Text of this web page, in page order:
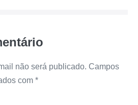
não será publicado. Campos
com *